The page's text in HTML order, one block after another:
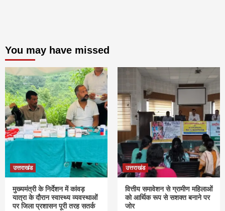
You may have missed
उत्तराखंड
मुख्यमंत्री के निर्देशन में कांवड़
यात्रा के दौरान स्वास्थ्य व्यवस्थाओं
पर जिला प्रशासन पूरी तरह सतर्क
उत्तराखंड
वित्तीय समावेशन से ग्रामीण महिलाओं
को आर्थिक रूप से सशक्त बनाने पर
जोर